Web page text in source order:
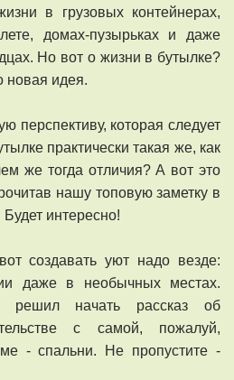
в грузовых контейнерах,
домах-пузырьках и даже
Но вот о жизни в бутылке?
новая идея.
перспективу, которая следует
практически такая же, как
же тогда отличия? А вот это
нашу топовую заметку в
интересно!
создавать уют надо везде:
даже в необычных местах.
решил начать рассказ об
с самой, пожалуй,
- спальни. Не пропустите -